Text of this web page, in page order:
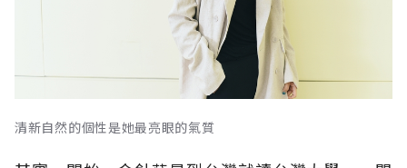
清新自然的個性是她最亮眼的氣質